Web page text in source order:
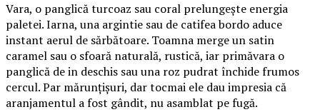
Vara, o panglică turcoaz sau coral prelungește energia
paletei. Iarna, una argintie sau de catifea bordo aduce
instant aerul de sărbătoare. Toamna merge un satin
caramel sau o sfoară naturală, rustică, iar primăvara o
panglică de in deschis sau una roz pudrat închide frumos
cercul. Par mărunțișuri, dar tocmai ele dau impresia că
aranjamentul a fost gândit, nu asamblat pe fugă.